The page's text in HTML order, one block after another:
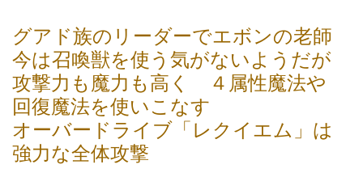
グアド族のリーダーでエボンの老師
今は召喚獣を使う気がないようだが
攻撃力も魔力も高く ４属性魔法や
回復魔法を使いこなす
オーバードライブ「レクイエム」は
強力な全体攻撃